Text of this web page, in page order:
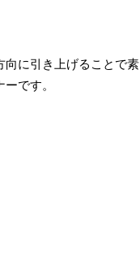
向に引き上げることで素
です。